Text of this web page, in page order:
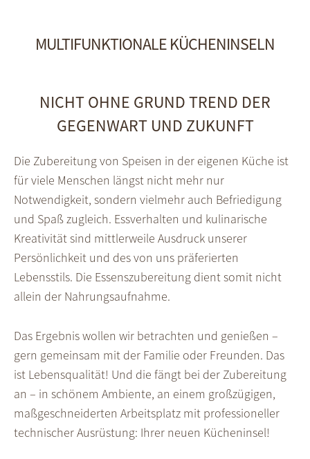
MULTIFUNKTIONALE KÜCHENINSELN
NICHT OHNE GRUND TREND DER
GEGENWART UND ZUKUNFT
Die Zubereitung von Speisen in der eigenen Küche ist
für viele Menschen längst nicht mehr nur
Notwendigkeit, sondern vielmehr auch Befriedigung
und Spaß zugleich. Essverhalten und kulinarische
Kreativität sind mittlerweile Ausdruck unserer
Persönlichkeit und des von uns präferierten
Lebensstils. Die Essens­zu­bereitung dient somit nicht
allein der Nahrungs­aufnahme.
Das Ergebnis wollen wir betrachten und genießen –
gern gemeinsam mit der Familie oder Freunden. Das
ist Lebensqualität! Und die fängt bei der Zubereitung
an – in schönem Ambiente, an einem großzügigen,
maßge­schneiderten Arbeits­platz mit professioneller
technischer Ausrüstung: Ihrer neuen Küchen­insel!